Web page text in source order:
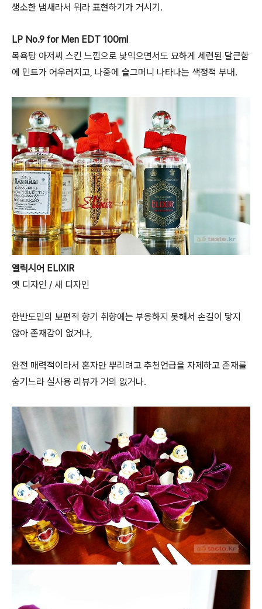
생소한 냄새라서 뭐라 표현하기가 거시기.
LP No.9 for Men EDT 100ml
목욕탕 아저씨 스킨 느낌으로 낯익으면서도 묘하게 세련된 달큰함
에 민트가 어우러지고, 나중에 슬그머니 나타나는 색정적 부내.
엘릭시어 ELIXIR
옛 디자인 / 새 디자인
한반도민의 보편적 향기 취향에는 부응하지 못해서 손길이 닿지
않아 존재감이 없거나,
완전 매력적이라서 혼자만 뿌리려고 추천언급을 자제하고 존재를
숨기느라 실사용 리뷰가 거의 없거나.